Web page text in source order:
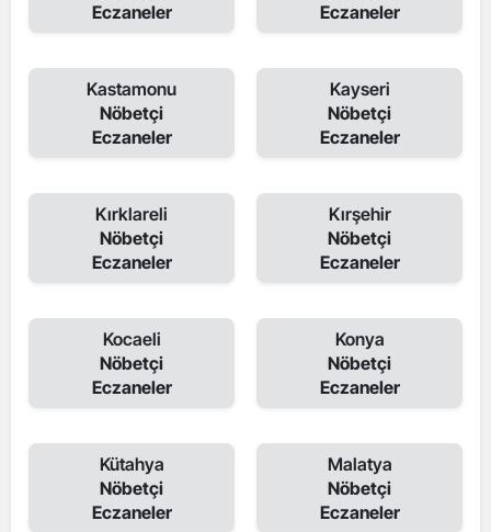
Eczaneler
Eczaneler
Kastamonu
Nöbetçi
Eczaneler
Kayseri
Nöbetçi
Eczaneler
Kırklareli
Nöbetçi
Eczaneler
Kırşehir
Nöbetçi
Eczaneler
Kocaeli
Nöbetçi
Eczaneler
Konya
Nöbetçi
Eczaneler
Kütahya
Nöbetçi
Eczaneler
Malatya
Nöbetçi
Eczaneler